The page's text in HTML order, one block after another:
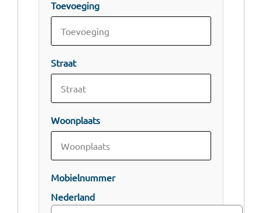
Toevoeging
Straat
Woonplaats
Mobielnummer
Nederland